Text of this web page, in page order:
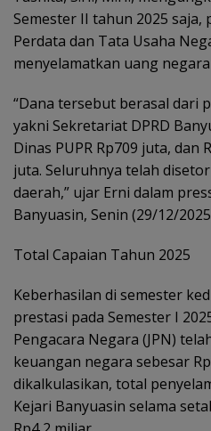
Semester II tahun 2025
Perdata dan Tata Usaha
menyelamatkan uang
“Dana tersebut berasal dari
yakni Sekretariat DPRD
Dinas PUPR Rp709 juta, dan
juta. Seluruhnya telah
daerah,” ujar Erni dalam
Banyuasin, Senin (29/12/
Total Capaian Tahun 2025
Keberhasilan di semester
prestasi pada Semester I
Pengacara Negara (JPN)
keuangan negara sebesar
dikalkulasikan, total
Kejari Banyuasin selama